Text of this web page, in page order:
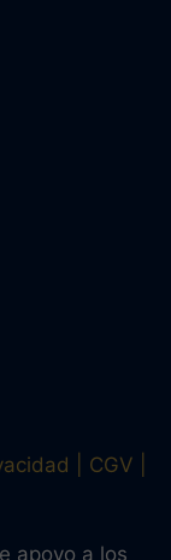
CGV
apoyo a los